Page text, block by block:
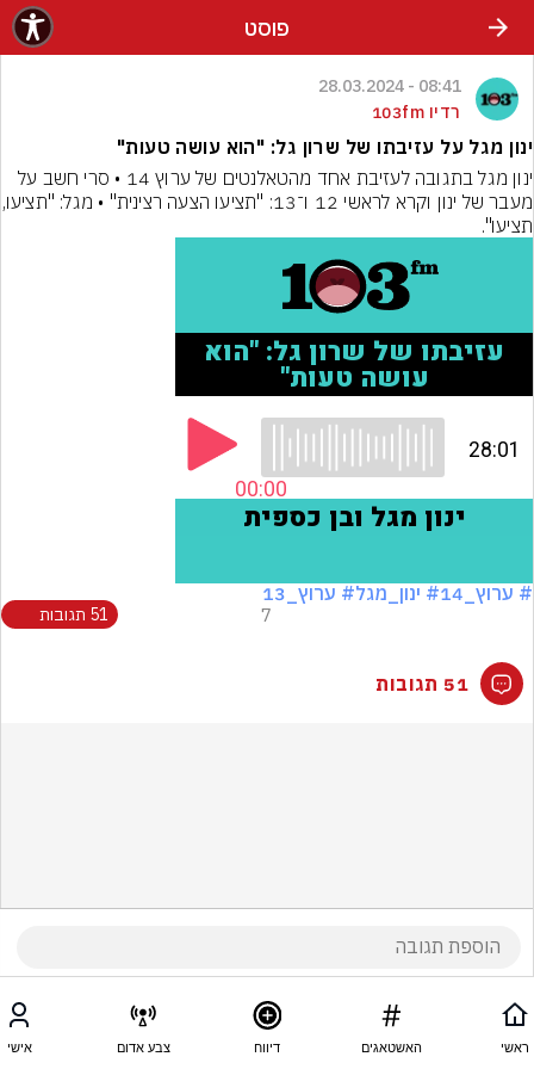
פוסט
08:41 - 28.03.2024
רדיו 103fm
ינון מגל על עזיבתו של שרון גל: "הוא עושה טעות"
תציעו".
# ערוץ_14 # ינון_מגל# ערוץ_13
7 51 תגובות
51 תגובות
ראשי האשטאגים דיווח צבע אדום אישי